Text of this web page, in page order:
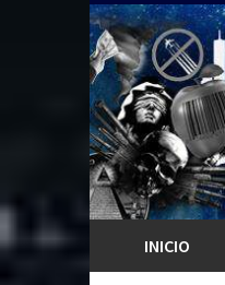
Saltar
al
contenido
INICIO